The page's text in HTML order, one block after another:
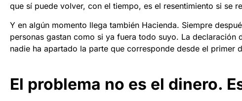
que sí puede volver, con el tiempo, es el resentimiento si se
Y en algún momento llega también Hacienda. Siempre
personas gastan como si ya fuera todo suyo. La
nadie ha apartado la parte que corresponde desde el primer
El problema no es el dinero.